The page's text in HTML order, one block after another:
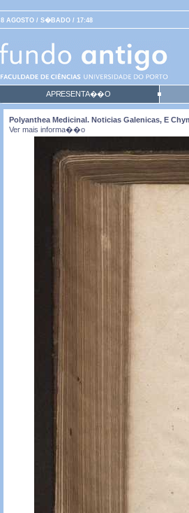
8 AGOSTO / S�BADO / 17:48
APRESENTA��O
Polyanthea Medicinal. Noticias Galenicas, E
Ver mais informa��o